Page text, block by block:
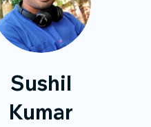
Sushil
Kumar